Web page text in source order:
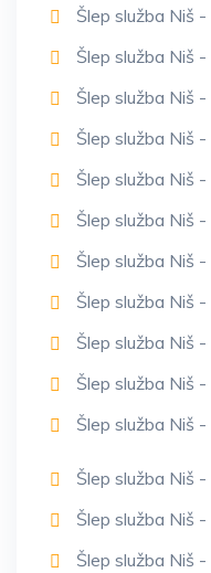
Šlep služba Niš
Šlep služba Niš -
Šlep služba Niš
Šlep služba Niš
Šlep služba Niš
Šlep služba Niš
Šlep služba Niš
Šlep služba Niš
Šlep služba Niš -
Šlep služba Niš
Šlep služba Niš
Šlep služba Niš
Šlep služba Niš -
Šlep služba Niš